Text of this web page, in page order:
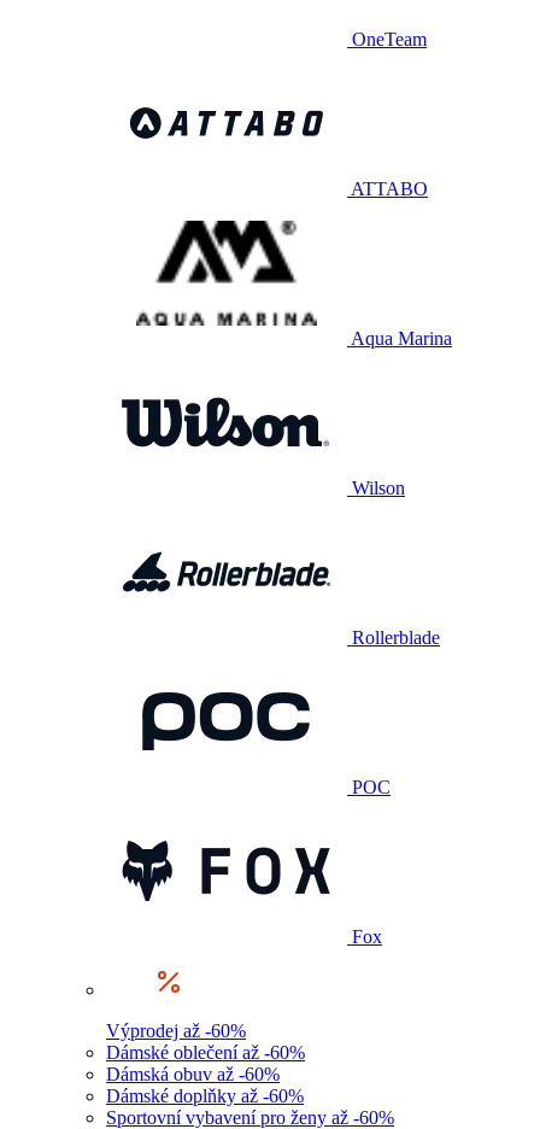
OneTeam
ATTABO
Aqua Marina
Wilson
Rollerblade
POC
Fox
Výprodej až -60%
Dámské oblečení až -60%
Dámská obuv až -60%
Dámské doplňky až -60%
Sportovní vybavení pro ženy až -60%